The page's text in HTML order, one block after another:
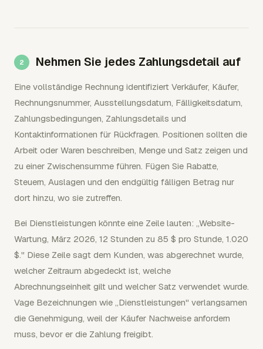
Nehmen Sie jedes Zahlungsdetail auf
Eine vollständige Rechnung identifiziert Verkäufer, Käufer,
Rechnungsnummer, Ausstellungsdatum, Fälligkeitsdatum,
Zahlungsbedingungen, Zahlungsdetails und
Kontaktinformationen für Rückfragen. Positionen sollten die
Arbeit oder Waren beschreiben, Menge und Satz zeigen und
zu einer Zwischensumme führen. Fügen Sie Rabatte,
Steuern, Auslagen und den endgültig fälligen Betrag nur
dort hinzu, wo sie zutreffen.
Bei Dienstleistungen könnte eine Zeile lauten: „Website-
Wartung, März 2026, 12 Stunden zu 85 $ pro Stunde, 1.020
$." Diese Zeile sagt dem Kunden, was abgerechnet wurde,
welcher Zeitraum abgedeckt ist, welche
Abrechnungseinheit gilt und welcher Satz verwendet wurde.
Vage Bezeichnungen wie „Dienstleistungen" verlangsamen
die Genehmigung, weil der Käufer Nachweise anfordern
muss, bevor er die Zahlung freigibt.